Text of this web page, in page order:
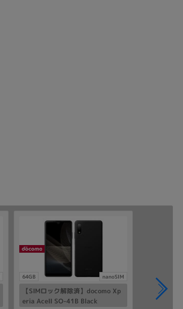
64GB nanoSIM
【SIMロック解除済】docomo Xp
eria AceII SO-41B Black